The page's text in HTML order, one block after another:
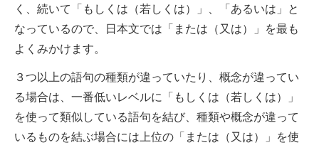
く、続いて「もしくは（若しくは）」、「あるいは」と
なっているので、日本文では「または（又は）」を最も
よくみかけます。
３つ以上の語句の種類が違っていたり、概念が違ってい
る場合は、一番低いレベルに「もしくは（若しくは）」
を使って類似している語句を結び、種類や概念が違って
いるものを結ぶ場合には上位の「または（又は）」を使